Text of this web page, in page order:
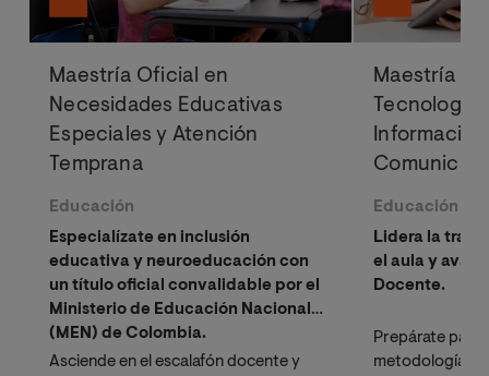
Maestría Oficial en
Necesidades Educativas
Especiales y Atención
Temprana
Educación
Especialízate en inclusión
educativa y neuroeducación con
un título oficial convalidable por el
Ministerio de Educación Nacional
(MEN) de Colombia.
Asciende en el escalafón docente y
Maestría
Información
Educación
Educación
Lidera la
el aula y
Docente.
Prepárate para
metodologías